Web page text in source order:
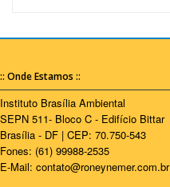
:: Onde Estamos ::
Instituto Brasília Ambiental
SEPN 511- Bloco C - Edifício Bittar
Brasília - DF | CEP: 70.750-543
Fones: (61) 99988-2535
E-Mail: contato@roneynemer.com.br